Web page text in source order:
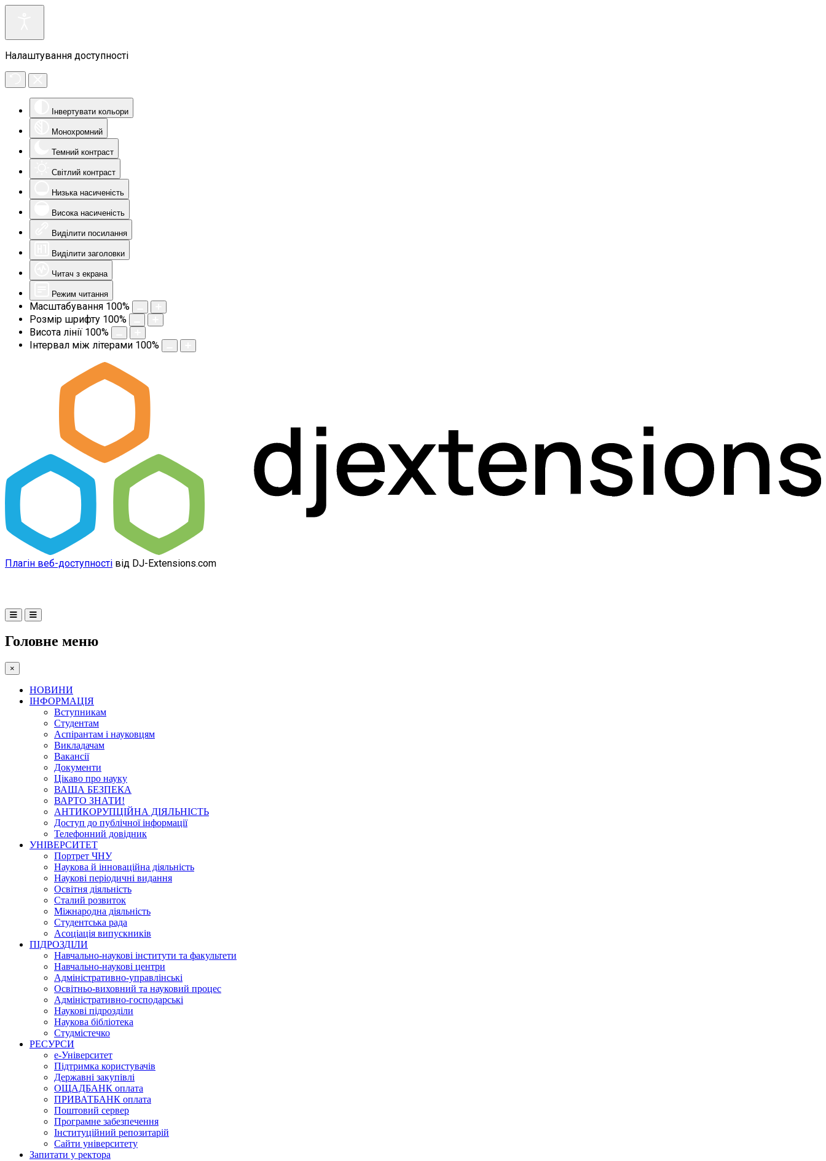
Налаштування доступності
Інвертувати кольори
Монохромний
Темний контраст
Світлий контраст
Низька насиченість
Висока насиченість
Виділити посилання
Виділити заголовки
Читач з екрана
Режим читання
Масштабування 100%
Розмір шрифту 100%
Висота лінії 100%
Інтервал між літерами 100%
Плагін веб-доступності від DJ-Extensions.com
Головне меню
×
НОВИНИ
ІНФОРМАЦІЯ
Вступникам
Студентам
Аспірантам і науковцям
Викладачам
Вакансії
Документи
Цікаво про науку
ВАША БЕЗПЕКА
ВАРТО ЗНАТИ!
АНТИКОРУПЦІЙНА ДІЯЛЬНІСТЬ
Доступ до публічної інформації
Телефонний довідник
УНІВЕРСИТЕТ
Портрет ЧНУ
Наукова й інноваційна діяльність
Наукові періодичні видання
Освітня діяльність
Сталий розвиток
Міжнародна діяльність
Студентська рада
Асоціація випускників
ПІДРОЗДІЛИ
Навчально-наукові інститути та факультети
Навчально-наукові центри
Адміністративно-управлінські
Освітньо-виховний та науковий процес
Адміністративно-господарські
Наукові підрозділи
Наукова бібліотека
Студмістечко
РЕСУРСИ
е-Університет
Підтримка користувачів
Державні закупівлі
ОЩАДБАНК оплата
ПРИВАТБАНК оплата
Поштовий сервер
Програмне забезпечення
Інституційний репозитарій
Сайти університету
Запитати у ректора